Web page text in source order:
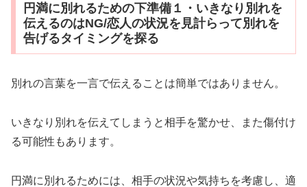
円満に別れるための下準備１・いきなり別れを
伝えるのはNG/恋人の状況を見計らって別れを
告げるタイミングを探る
別れの言葉を一言で伝えることは簡単ではありません。
いきなり別れを伝えてしまうと相手を驚かせ、また傷付け
る可能性もあります。
円満に別れるためには、相手の状況や気持ちを考慮し、適